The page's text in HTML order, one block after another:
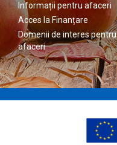
Informații pentru afaceri
Acces la Finanțare
Domenii de interes pentru
afaceri